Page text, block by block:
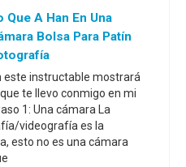
Que A Han En Una
Bolsa Para Patín
este instructable mostrará
que te llevo conmigo en mi
1: Una cámara La
videografía es la
esto no es una cámara